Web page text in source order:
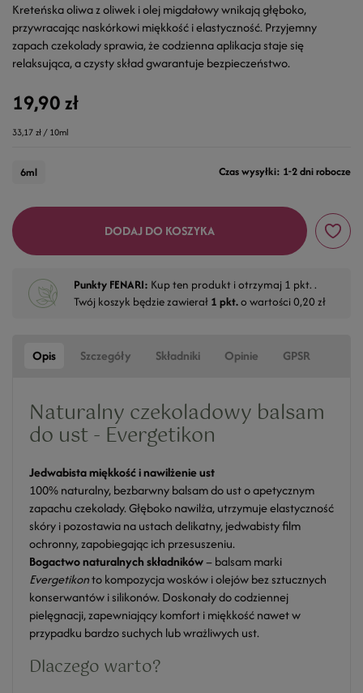
Kreteńska oliwa z oliwek i olej migdałowy wnikają głęboko,
przywracając naskórkowi miękkość i elastyczność. Przyjemny
zapach czekolady sprawia, że codzienna aplikacja staje się
relaksująca, a czysty skład gwarantuje bezpieczeństwo.
19,90 zł
33,17 zł / 10ml
Czas wysyłki: 1-2 dni robocze
6ml
DODAJ DO KOSZYKA
Punkty FENARI: Kup ten produkt i otrzymaj 1 pkt. .
Twój koszyk będzie zawierał 1 pkt.o wartości 0,20 zł
Opis Szczegóły Składniki Opinie GPSR
Naturalny czekoladowy balsam
do ust - Evergetikon
Jedwabista miękkość i nawilżenie ust
100% naturalny, bezbarwny balsam do ust o apetycznym
zapachu czekolady. Głęboko nawilża, utrzymuje elastyczność
skóry i pozostawia na ustach delikatny, jedwabisty film
ochronny, zapobiegając ich przesuszeniu.
Bogactwo naturalnych składników– balsam marki
Evergetikonto kompozycja wosków i olejów bez sztucznych
konserwantów i silikonów. Doskonały do codziennej
pielęgnacji, zapewniający komfort i miękkość nawet w
przypadku bardzo suchych lub wrażliwych ust.
Dlaczego warto?